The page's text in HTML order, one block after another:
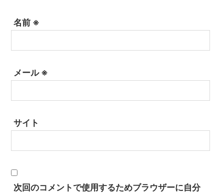
名前 ※
メール ※
サイト
次回のコメントで使用するためブラウザーに自分